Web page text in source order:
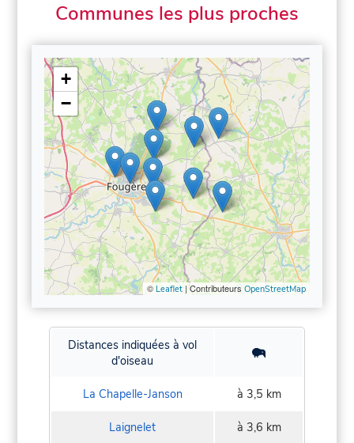
Communes les plus proches
+
−
© Leaflet| Contributeurs OpenStreetMap
Distances indiquées à vol
d'oiseau
La Chapelle-Janson à 3,5 km
Laignelet à 3,6 km